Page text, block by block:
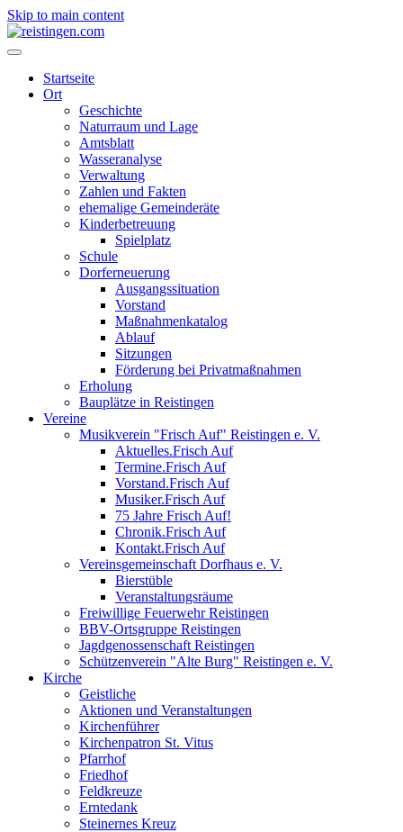
Skip to main content
Startseite
Ort
Geschichte
Naturraum und Lage
Amtsblatt
Wasseranalyse
Verwaltung
Zahlen und Fakten
ehemalige Gemeinderäte
Kinderbetreuung
Spielplatz
Schule
Dorferneuerung
Ausgangssituation
Vorstand
Maßnahmenkatalog
Ablauf
Sitzungen
Förderung bei Privatmaßnahmen
Erholung
Bauplätze in Reistingen
Vereine
Musikverein "Frisch Auf" Reistingen e. V.
Aktuelles.Frisch Auf
Termine.Frisch Auf
Vorstand.Frisch Auf
Musiker.Frisch Auf
75 Jahre Frisch Auf!
Chronik.Frisch Auf
Kontakt.Frisch Auf
Vereinsgemeinschaft Dorfhaus e. V.
Bierstüble
Veranstaltungsräume
Freiwillige Feuerwehr Reistingen
BBV-Ortsgruppe Reistingen
Jagdgenossenschaft Reistingen
Schützenverein "Alte Burg" Reistingen e. V.
Kirche
Geistliche
Aktionen und Veranstaltungen
Kirchenführer
Kirchenpatron St. Vitus
Pfarrhof
Friedhof
Feldkreuze
Erntedank
Steinernes Kreuz